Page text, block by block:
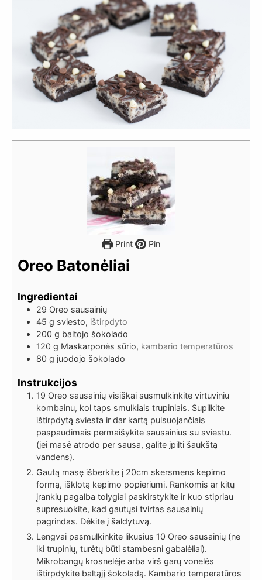
Print Pin
Oreo Batonėliai
Ingredientai
29 Oreo sausainių
45 g sviesto, ištirpdyto
200 g baltojo šokolado
120 g Maskarponės sūrio, kambario temperatūros
80 g juodojo šokolado
Instrukcijos
19 Oreo sausainių visiškai susmulkinkite virtuviniu
kombainu, kol taps smulkiais trupiniais. Supilkite
ištirpdytą sviesta ir dar kartą pulsuojančiais
paspaudimais permaišykite sausainius su sviestu.
(jei masė atrodo per sausa, galite įpilti šaukštą
vandens).
Gautą masę išberkite į 20cm skersmens kepimo
formą, išklotą kepimo popieriumi. Rankomis ar kitų
įrankių pagalba tolygiai paskirstykite ir kuo stipriau
supresuokite, kad gautųsi tvirtas sausainių
pagrindas. Dėkite į šaldytuvą.
Lengvai pasmulkinkite likusius 10 Oreo sausainių (ne
iki trupinių, turėtų būti stambesni gabalėliai).
Mikrobangų krosnelėje arba virš garų vonelės
ištirpdykite baltąjį šokoladą. Kambario temperatūros